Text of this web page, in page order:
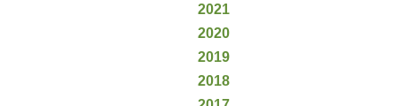
2021
2020
2019
2018